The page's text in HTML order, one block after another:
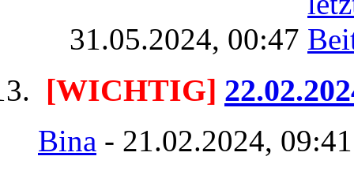
31.05.2024, 00:47
[WICHTIG]
Bina - 21.02.2024,